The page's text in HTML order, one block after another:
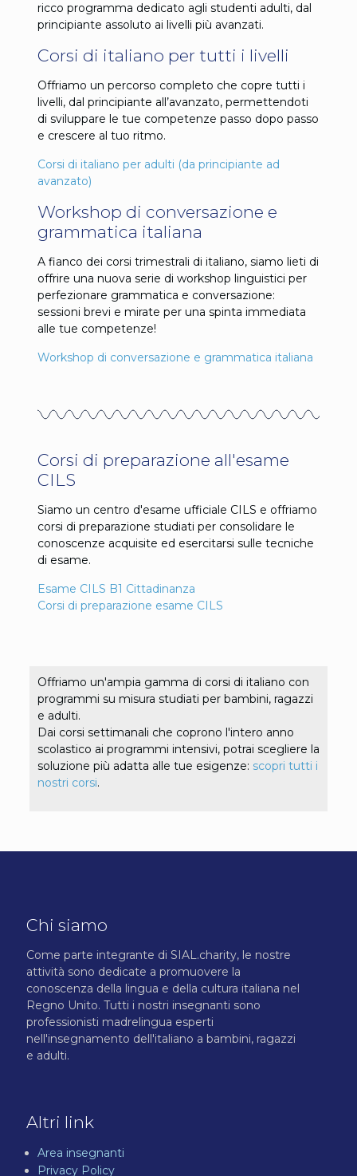
ricco programma dedicato agli studenti adulti, dal
principiante assoluto ai livelli più avanzati.
Corsi di italiano per tutti i livelli
Offriamo un percorso completo che copre tutti i
livelli, dal principiante all’avanzato, permettendoti
di sviluppare le tue competenze passo dopo passo
e crescere al tuo ritmo.
Corsi di italiano per adulti (da principiante ad
avanzato)
Workshop di conversazione e
grammatica italiana
A fianco dei corsi trimestrali di italiano, siamo lieti di
offrire una nuova serie di workshop linguistici per
perfezionare grammatica e conversazione:
sessioni brevi e mirate per una spinta immediata
alle tue competenze!
Workshop di conversazione e grammatica italiana
Corsi di preparazione all'esame
CILS
Siamo un centro d'esame ufficiale CILS e offriamo
corsi di preparazione studiati per consolidare le
conoscenze acquisite ed esercitarsi sulle tecniche
di esame.
Esame CILS B1 Cittadinanza
Corsi di preparazione esame CILS
Offriamo un'ampia gamma di corsi di italiano con
programmi su misura studiati per bambini, ragazzi
e adulti.
Dai corsi settimanali che coprono l'intero anno
scolastico ai programmi intensivi, potrai scegliere la
soluzione più adatta alle tue esigenze: scopri tutti i
nostri corsi.
Chi siamo
Come parte integrante di SIAL.charity, le nostre
attività sono dedicate a promuovere la
conoscenza della lingua e della cultura italiana nel
Regno Unito. Tutti i nostri insegnanti sono
professionisti madrelingua esperti
nell'insegnamento dell'italiano a bambini, ragazzi
e adulti.
Altri link
Area insegnanti
Privacy Policy